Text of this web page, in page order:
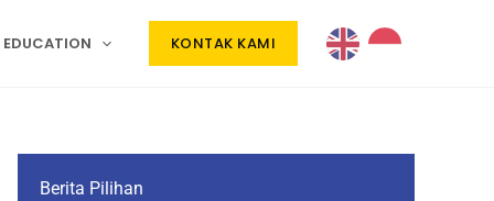
KONTAK KAMI
Berita Pilihan